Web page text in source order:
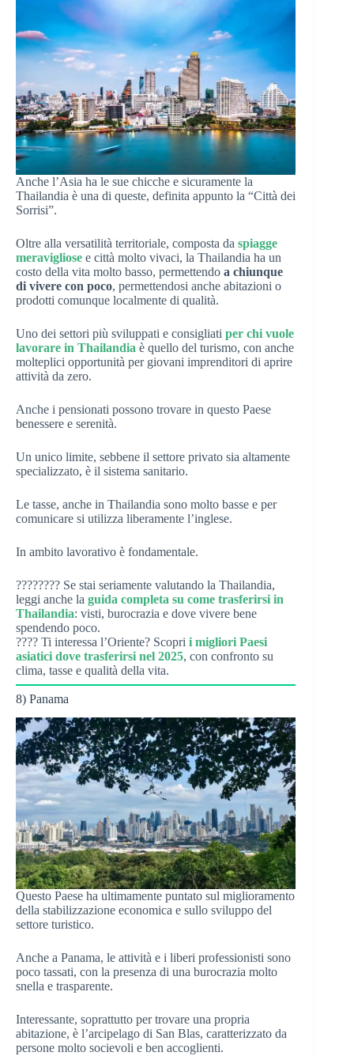
Anche l’Asia ha le sue chicche e sicuramente la
Thailandia è una di queste, definita appunto la “Città dei
Sorrisi”.
Oltre alla versatilità territoriale, composta da spiagge
meravigliose e città molto vivaci, la Thailandia ha un
costo della vita molto basso, permettendo a chiunque
di vivere con poco, permettendosi anche abitazioni o
prodotti comunque localmente di qualità.
Uno dei settori più sviluppati e consigliati per chi vuole
lavorare in Thailandia è quello del turismo, con anche
molteplici opportunità per giovani imprenditori di aprire
attività da zero.
Anche i pensionati possono trovare in questo Paese
benessere e serenità.
Un unico limite, sebbene il settore privato sia altamente
specializzato, è il sistema sanitario.
Le tasse, anche in Thailandia sono molto basse e per
comunicare si utilizza liberamente l’inglese.
In ambito lavorativo è fondamentale.
???????? Se stai seriamente valutando la Thailandia,
leggi anche la guida completa su come trasferirsi in
Thailandia: visti, burocrazia e dove vivere bene
spendendo poco.
???? Ti interessa l’Oriente? Scopri i migliori Paesi
asiatici dove trasferirsi nel 2025, con confronto su
clima, tasse e qualità della vita.
8) Panama
Questo Paese ha ultimamente puntato sul miglioramento
della stabilizzazione economica e sullo sviluppo del
settore turistico.
Anche a Panama, le attività e i liberi professionisti sono
poco tassati, con la presenza di una burocrazia molto
snella e trasparente.
Interessante, soprattutto per trovare una propria
abitazione, è l’arcipelago di San Blas, caratterizzato da
persone molto socievoli e ben accoglienti.